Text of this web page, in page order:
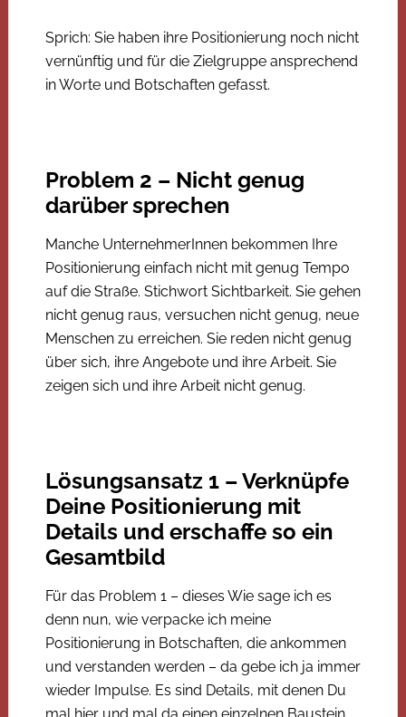
Sprich: Sie haben ihre Positionierung noch nicht
vernünftig und für die Zielgruppe ansprechend
in Worte und Botschaften gefasst.
Problem 2 – Nicht genug
darüber sprechen
Manche UnternehmerInnen bekommen Ihre
Positionierung einfach nicht mit genug Tempo
auf die Straße. Stichwort Sichtbarkeit. Sie gehen
nicht genug raus, versuchen nicht genug, neue
Menschen zu erreichen. Sie reden nicht genug
über sich, ihre Angebote und ihre Arbeit. Sie
zeigen sich und ihre Arbeit nicht genug.
Lösungsansatz 1 – Verknüpfe
Deine Positionierung mit
Details und erschaffe so ein
Gesamtbild
Für das Problem 1 – dieses Wie sage ich es
denn nun, wie verpacke ich meine
Positionierung in Botschaften, die ankommen
und verstanden werden – da gebe ich ja immer
wieder Impulse. Es sind Details, mit denen Du